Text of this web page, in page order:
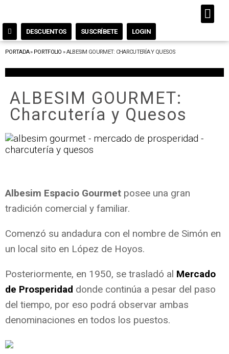
DESCUENTOS SUSCRÍBETE LOGIN
PORTADA» PORTFOLIO »ALBESIM GOURMET: CHARCUTERÍA Y QUESOS
ALBESIM GOURMET:
Charcutería y Quesos
Albesim Espacio Gourmet posee una gran
tradición comercial y familiar.
Comenzó su andadura con el nombre de Simón en
un local sito en López de Hoyos.
Posteriormente, en 1950, se trasladó al Mercado
de Prosperidad donde continúa a pesar del paso
del tiempo, por eso podrá observar ambas
denominaciones en todos los puestos.